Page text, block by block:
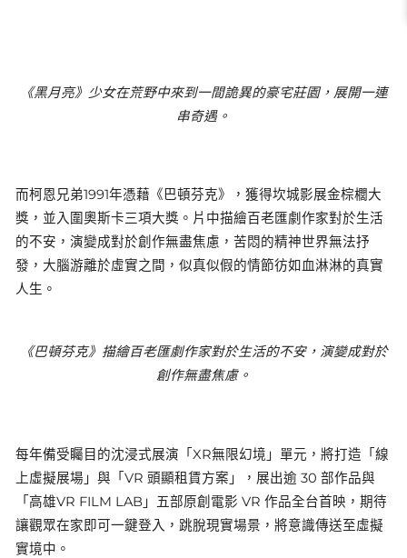
《黑月亮》少女在荒野中來到一間詭異的豪宅莊園，展開一連
串奇遇。
而柯恩兄弟1991年憑藉《巴頓芬克》，獲得坎城影展金棕櫚大
獎，並入圍奧斯卡三項大獎。片中描繪百老匯劇作家對於生活
的不安，演變成對於創作無盡焦慮，苦悶的精神世界無法抒
發，大腦游離於虛實之間，似真似假的情節彷如血淋淋的真實
人生。
《巴頓芬克》描繪百老匯劇作家對於生活的不安，演變成對於
創作無盡焦慮。
每年備受矚目的沈浸式展演「XR無限幻境」單元，將打造「線
上虛擬展場」與「VR 頭顯租賃方案」，展出逾 30 部作品與
「高雄VR FILM LAB」五部原創電影 VR 作品全台首映，期待
讓觀眾在家即可一鍵登入，跳脫現實場景，將意識傳送至虛擬
實境中。